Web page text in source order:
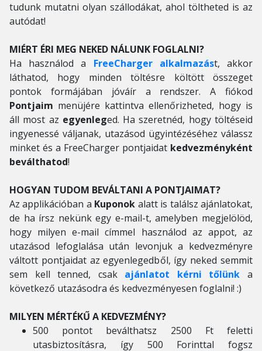
tudunk mutatni olyan szállodákat, ahol töltheted is az
autódat!
MIÉRT ÉRI MEG NEKED NÁLUNK FOGLALNI?
Ha használod a FreeCharger alkalmazást, akkor
láthatod, hogy minden töltésre költött összeget
pontok formájában jóváír a rendszer. A fiókod
Pontjaim menüjére kattintva ellenőrizheted, hogy is
áll most az egyenleged. Ha szeretnéd, hogy töltéseid
ingyenessé váljanak, utazásod ügyintézéséhez válassz
minket és a FreeCharger pontjaidat kedvezményként
beválthatod!
HOGYAN TUDOM BEVÁLTANI A PONTJAIMAT?
Az applikációban a Kuponok alatt is találsz ajánlatokat,
de ha írsz nekünk egy e-mail-t, amelyben megjelölöd,
hogy milyen e-mail címmel használod az appot, az
utazásod lefoglalása után levonjuk a kedvezményre
váltott pontjaidat az egyenlegedből, így neked semmit
sem kell tenned, csak ajánlatot kérni tőlünk a
következő utazásodra és kedvezményesen foglalni! :)
MILYEN MÉRTÉKŰ A KEDVEZMÉNY?
500 pontot beválthatsz 2500 Ft feletti
utasbiztosításra, így 500 Forinttal fogsz